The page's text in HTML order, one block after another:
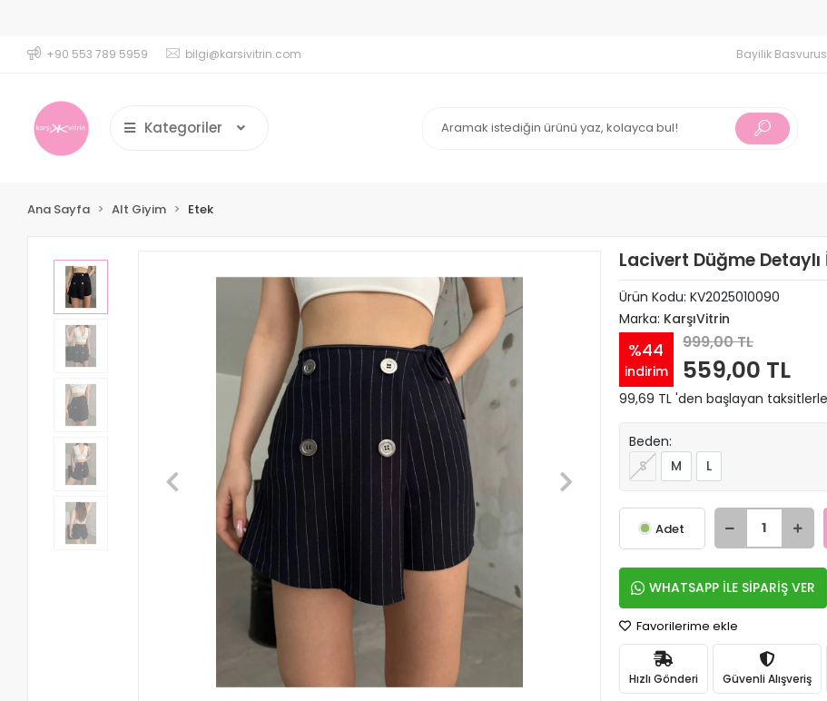
Tayt Crop Takımlarında 1000 TL üzerindeki Siparişlerde %20 İndirim 750 TL ve Üzeri Alışverişlerinizde Ücretsiz Kargo !
+90 553 789 5959 bilgi@karsivitrin.com Bayilik
Kategoriler
Ana Sayfa Alt Giyim Etek
Lacivert Düğme
Ürün Kodu: KV2025010090
Marka: KarşıVitrin
%44
indirim
999,00 TL
559,00 TL
99,69 TL 'den başlayan taksitlerle
Beden:
S
M L
Adet
WHATSAPP İLE SİPARİŞ VER
Favorilerime ekle
Hızlı Gönderi Güvenli Alışveriş